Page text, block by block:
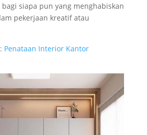
siapa pun yang menghabiskan
pekerjaan kreatif atau
Penataan Interior Kantor